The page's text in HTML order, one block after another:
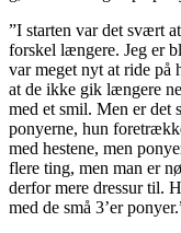
”I starten var det svært
forskel længere. Jeg er
var meget nyt at ride på
at de ikke gik længere
med et smil. Men er det
ponyerne, hun
med hestene, men
flere ting, men man er
derfor mere dressur til.
med de små 3’er